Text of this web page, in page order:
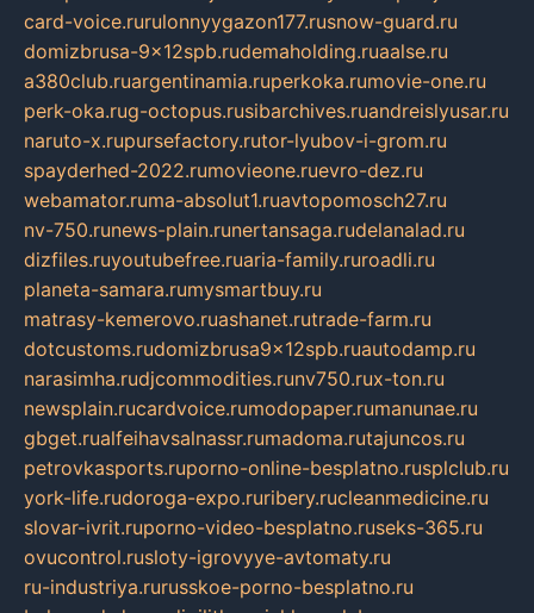
card-voice.rurulonnyygazon177.rusnow-guard.ru
domizbrusa-9x12spb.rudemaholding.ruaalse.ru
a380club.ruargentinamia.ruperkoka.rumovie-one.ru
perk-oka.rug-octopus.rusibarchives.ruandreislyusar.ru
naruto-x.rupursefactory.rutor-lyubov-i-grom.ru
spayderhed-2022.rumovieone.ruevro-dez.ru
webamator.ruma-absolut1.ruavtopomosch27.ru
nv-750.runews-plain.runertansaga.rudelanalad.ru
dizfiles.ruyoutubefree.ruaria-family.ruroadli.ru
planeta-samara.rumysmartbuy.ru
matrasy-kemerovo.ruashanet.rutrade-farm.ru
dotcustoms.rudomizbrusa9x12spb.ruautodamp.ru
narasimha.rudjcommodities.runv750.rux-ton.ru
newsplain.rucardvoice.rumodopaper.rumanunae.ru
gbget.rualfeihavsalnassr.rumadoma.rutajuncos.ru
petrovkasports.ruporno-online-besplatno.rusplclub.ru
york-life.rudoroga-expo.ruribery.rucleanmedicine.ru
slovar-ivrit.ruporno-video-besplatno.ruseks-365.ru
ovucontrol.rusloty-igrovyye-avtomaty.ru
ru-industriya.rurusskoe-porno-besplatno.ru